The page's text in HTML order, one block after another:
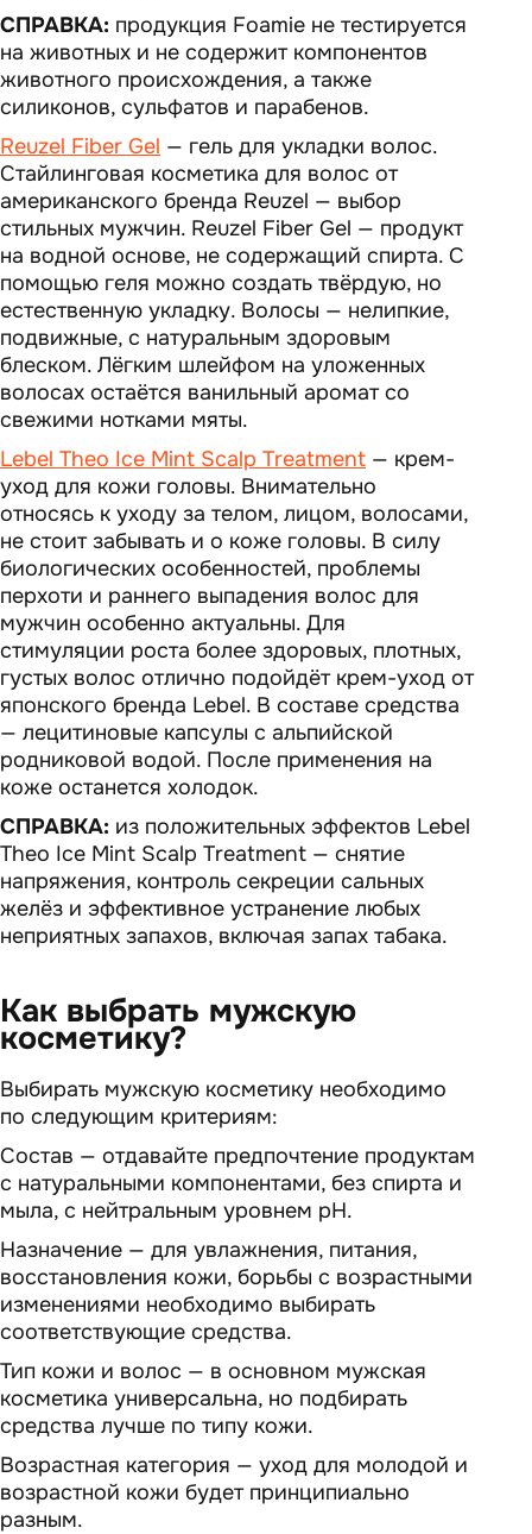
СПРАВКА: продукция Foamie не тестируется
на животных и не содержит компонентов
животного происхождения, а также
силиконов, сульфатов и парабенов.
Reuzel Fiber Gel — гель для укладки волос.
Стайлинговая косметика для волос от
американского бренда Reuzel — выбор
стильных мужчин. Reuzel Fiber Gel — продукт
на водной основе, не содержащий спирта. С
помощью геля можно создать твёрдую, но
естественную укладку. Волосы — нелипкие,
подвижные, с натуральным здоровым
блеском. Лёгким шлейфом на уложенных
волосах остаётся ванильный аромат со
свежими нотками мяты.
Lebel Theo Ice Mint Scalp Treatment — крем-
уход для кожи головы. Внимательно
относясь к уходу за телом, лицом, волосами,
не стоит забывать и о коже головы. В силу
биологических особенностей, проблемы
перхоти и раннего выпадения волос для
мужчин особенно актуальны. Для
стимуляции роста более здоровых, плотных,
густых волос отлично подойдёт крем-уход от
японского бренда Lebel. В составе средства
— лецитиновые капсулы с альпийской
родниковой водой. После применения на
коже останется холодок.
СПРАВКА: из положительных эффектов Lebel
Theo Ice Mint Scalp Treatment — снятие
напряжения, контроль секреции сальных
желёз и эффективное устранение любых
неприятных запахов, включая запах табака.
Как выбрать мужскую
косметику?
Выбирать мужскую косметику необходимо
по следующим критериям:
Состав — отдавайте предпочтение продуктам
с натуральными компонентами, без спирта и
мыла, с нейтральным уровнем pH.
Назначение — для увлажнения, питания,
восстановления кожи, борьбы с возрастными
изменениями необходимо выбирать
соответствующие средства.
Тип кожи и волос — в основном мужская
косметика универсальна, но подбирать
средства лучше по типу кожи.
Возрастная категория — уход для молодой и
возрастной кожи будет принципиально
разным.